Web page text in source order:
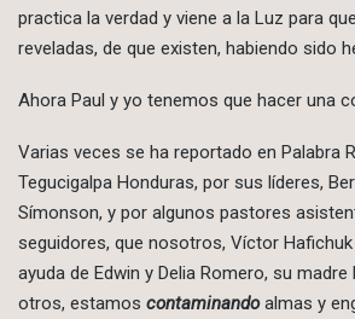
practica la verdad y viene a la Luz para
reveladas, de que existen, habiendo sido
Ahora Paul y yo tenemos que hacer una
Varias veces se ha reportado en Palabra
Tegucigalpa Honduras, por sus líderes,
Símonson, y por algunos pastores
seguidores, que nosotros, Víctor Hafichuk
ayuda de Edwin y Delia Romero, su
otros, estamos contaminandoalmas y